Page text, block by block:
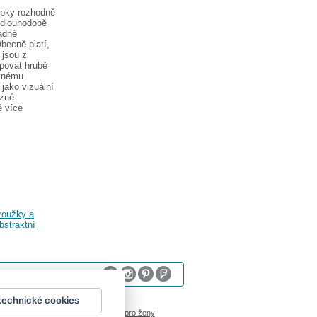
rozhodně
platí,
z
hrubě
jako vizuální
více
a
|nálepky na stenu| dárky pro ženy|
cookies